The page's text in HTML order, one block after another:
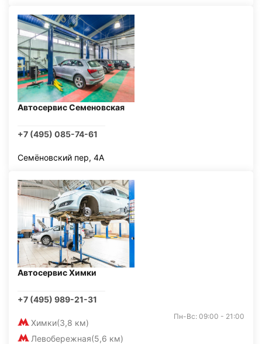
Автосервис Семеновская
+7 (495) 085-74-61
Семёновский пер, 4А
Автосервис Химки
+7 (495) 989-21-31
Химки(3,8 км)
Левобережная(5,6 км)
Пн-Вс: 09:00 - 21:00